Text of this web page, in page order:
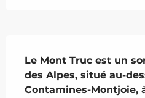
Le Mont Truc est un
des Alpes, situé au-
Contamines-Montjoie,